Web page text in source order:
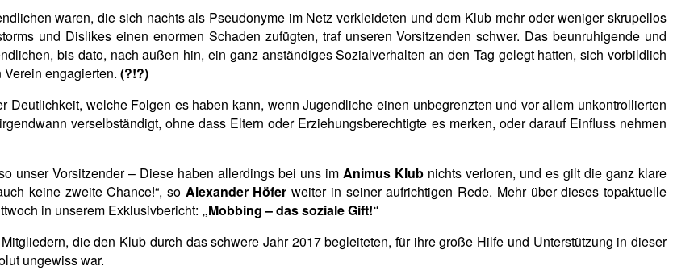
waren, die sich nachts als Pseudonyme im Netz verkleideten und dem Klub mehr oder weniger skrupellos
und Dislikes einen enormen Schaden zufügten, traf unseren Vorsitzenden schwer. Das beunruhigende und
bis dato, nach außen hin, ein ganz anständiges Sozialverhalten an den Tag gelegt hatten, sich vorbildlich
engagierten. (?!?)
Deutlichkeit, welche Folgen es haben kann, wenn Jugendliche einen unbegrenzten und vor allem unkontrollierten
verselbständigt, ohne dass Eltern oder Erziehungsberechtigte es merken, oder darauf Einfluss nehmen
unser Vorsitzender – Diese haben allerdings bei uns im Animus Klub nichts verloren, und es gilt die ganz klare
keine zweite Chance!“, so Alexander Höfer weiter in seiner aufrichtigen Rede. Mehr über dieses topaktuelle
in unserem Exklusivbericht: „Mobbing – das soziale Gift!“
die den Klub durch das schwere Jahr 2017 begleiteten, für ihre große Hilfe und Unterstützung in dieser
ungewiss war.